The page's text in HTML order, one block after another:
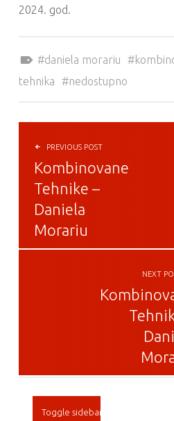
2024. god.
daniela morariu
tehnika
nedostupno
POST NAVIGATION
PREVIOUS POST
Kombinovane
Tehnike –
Daniela
Morariu
NEXT
SIDEBAR
Toggle sidebar